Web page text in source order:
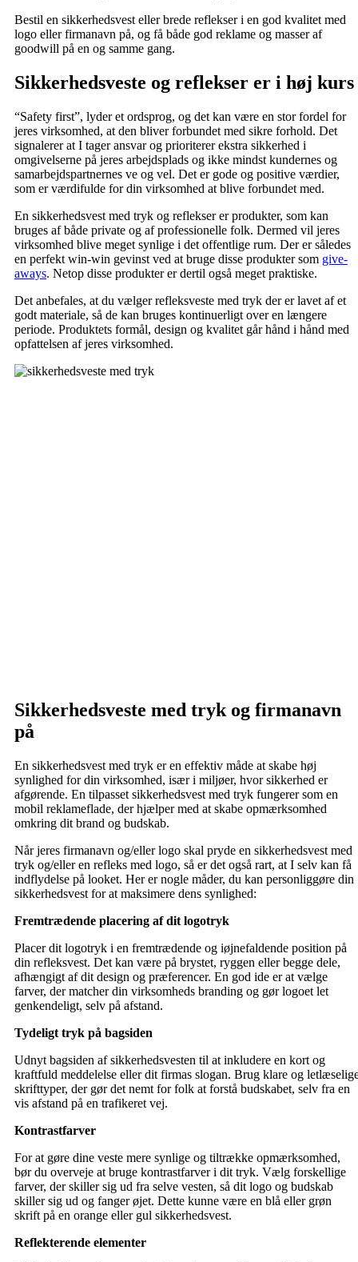
Bestil en sikkerhedsvest eller brede reflekser i en god kvalitet med
logo eller firmanavn på, og få både god reklame og masser af
goodwill på en og samme gang.
Sikkerhedsveste og reflekser er i høj kurs
“Safety first”, lyder et ordsprog, og det kan være en stor fordel for
jeres virksomhed, at den bliver forbundet med sikre forhold. Det
signalerer at I tager ansvar og prioriterer ekstra sikkerhed i
omgivelserne på jeres arbejdsplads og ikke mindst kundernes og
samarbejdspartnernes ve og vel. Det er gode og positive værdier,
som er værdifulde for din virksomhed at blive forbundet med.
En sikkerhedsvest med tryk og reflekser er produkter, som kan
bruges af både private og af professionelle folk. Dermed vil jeres
virksomhed blive meget synlige i det offentlige rum. Der er således
en perfekt win-win gevinst ved at bruge disse produkter som give-
aways. Netop disse produkter er dertil også meget praktiske.
Det anbefales, at du vælger refleksveste med tryk der er lavet af et
godt materiale, så de kan bruges kontinuerligt over en længere
periode. Produktets formål, design og kvalitet går hånd i hånd med
opfattelsen af jeres virksomhed.
Sikkerhedsveste med tryk og firmanavn
på
En sikkerhedsvest med tryk er en effektiv måde at skabe høj
synlighed for din virksomhed, især i miljøer, hvor sikkerhed er
afgørende. En tilpasset sikkerhedsvest med tryk fungerer som en
mobil reklameflade, der hjælper med at skabe opmærksomhed
omkring dit brand og budskab.
Når jeres firmanavn og/eller logo skal pryde en sikkerhedsvest med
tryk og/eller en refleks med logo, så er det også rart, at I selv kan få
indflydelse på looket. Her er nogle måder, du kan personliggøre din
sikkerhedsvest for at maksimere dens synlighed:
Fremtrædende placering af dit logotryk
Placer dit logotryk i en fremtrædende og iøjnefaldende position på
din refleksvest. Det kan være på brystet, ryggen eller begge dele,
afhængigt af dit design og præferencer. En god ide er at vælge
farver, der matcher din virksomheds branding og gør logoet let
genkendeligt, selv på afstand.
Tydeligt tryk på bagsiden
Udnyt bagsiden af sikkerhedsvesten til at inkludere en kort og
kraftfuld meddelelse eller dit firmas slogan. Brug klare og
skrifttyper, der gør det nemt for folk at forstå budskabet, selv fra en
vis afstand på en trafikeret vej.
Kontrastfarver
For at gøre dine veste mere synlige og tiltrække opmærksomhed,
bør du overveje at bruge kontrastfarver i dit tryk. Vælg forskellige
farver, der skiller sig ud fra selve vesten, så dit logo og budskab
skiller sig ud og fanger øjet. Dette kunne være en blå eller grøn
skrift på en orange eller gul sikkerhedsvest.
Reflekterende elementer